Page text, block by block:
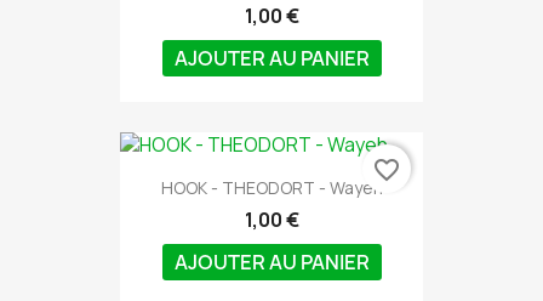
1,00 €
AJOUTER AU PANIER
HOOK - THEODORT - Wayeh
1,00 €
AJOUTER AU PANIER
favorite_border